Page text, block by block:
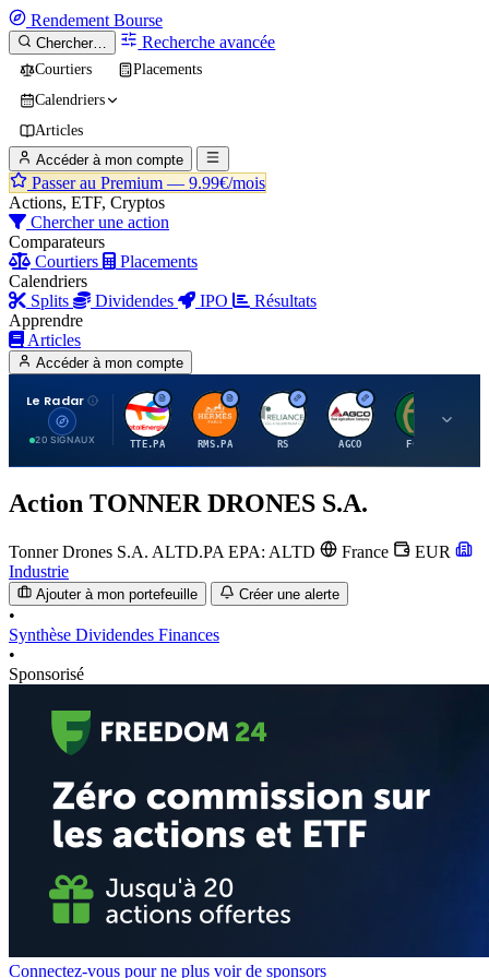
Rendement Bourse
Chercher… Recherche avancée
Courtiers
Placements
Calendriers
Articles
Accéder à mon compte
Passer au Premium — 9.99€/mois
Actions, ETF, Cryptos
Chercher une action
Comparateurs
Courtiers
Placements
Calendriers
Splits
Dividendes IPO
Résultats
Apprendre
Articles
Accéder à mon compte
Le Radar
20 SIGNAUX
T
TTE.PA
H
RMS.PA
R
RS
A
AGCO FCFS
Action TONNER DRONES S.A.
Tonner Drones S.A. ALTD.PA EPA: ALTD France
EUR
Industrie
Ajouter à mon portefeuille Créer une alerte
•
Synthèse Dividendes Finances
•
Sponsorisé
Connectez-vous pour ne plus voir de sponsors